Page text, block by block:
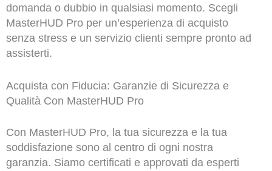
domanda o dubbio in qualsiasi momento. Scegli
MasterHUD Pro per un’esperienza di acquisto
senza stress e un servizio clienti sempre pronto ad
assisterti.
Acquista con Fiducia: Garanzie di Sicurezza e
Qualità Con MasterHUD Pro
Con MasterHUD Pro, la tua sicurezza e la tua
soddisfazione sono al centro di ogni nostra
garanzia. Siamo certificati e approvati da esperti